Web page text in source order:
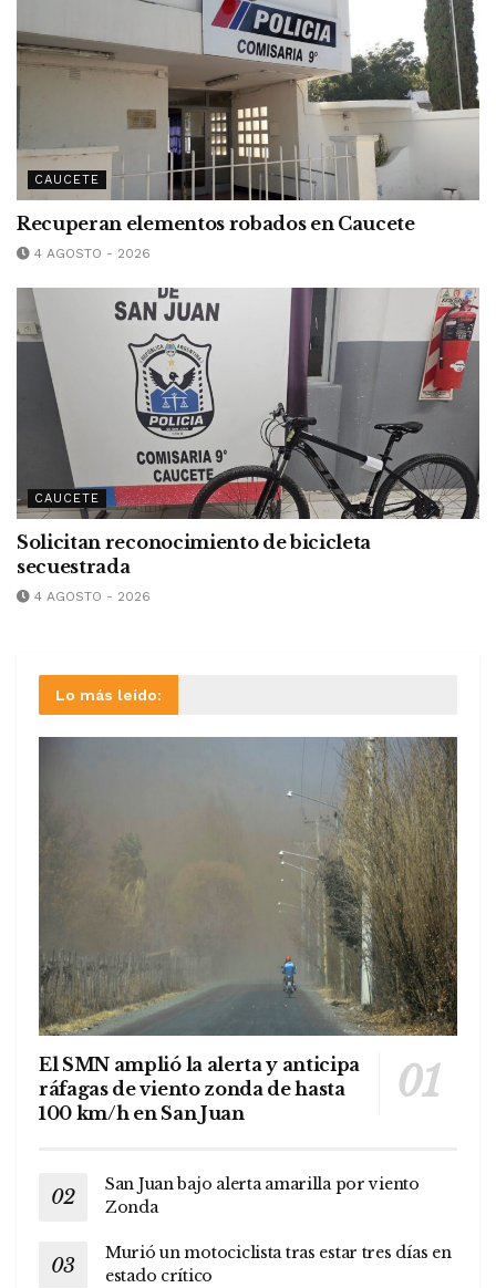
CAUCETE
Recuperan elementos robados en Caucete
4 AGOSTO - 2026
CAUCETE
Solicitan reconocimiento de bicicleta
secuestrada
4 AGOSTO - 2026
Lo más leído:
El SMN amplió la alerta y anticipa
ráfagas de viento zonda de hasta
100 km/h en San Juan
San Juan bajo alerta amarilla por viento
Zonda
Murió un motociclista tras estar tres días en
estado crítico